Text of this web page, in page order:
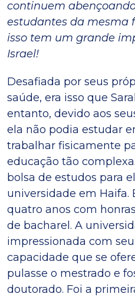
continuem
estudantes da mesma
isso tem um grande
Israel!
Desafiada por seus
saúde, era isso que
entanto, devido aos
ela não podia estudar
trabalhar fisicamente
educação tão
bolsa de estudos para
universidade em Haifa.
quatro anos com
de bacharel. A
impressionada com
capacidade que se
pulasse o mestrado e
doutorado. Foi a